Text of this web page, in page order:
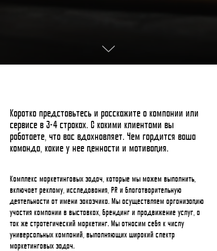
Коротко представьтесь и расскажите о компании или
сервисе в 3-4 строках. С какими клиентами вы
работаете, что вас вдохновляет. Чем гордится ваша
команда, какие у нее ценности и мотивация.
Комплекс маркетинговых задач, которые мы можем выполнить,
включает рекламу, исследования, PR и благотворительную
деятельности от имени заказчика. Мы осуществляем организацию
участия компании в выставках, брендинг и продвижение услуг, а
так же стратегический маркетинг. Мы относим себя к числу
универсальных компаний, выполняющих широкий спектр
маркетинговых задач.